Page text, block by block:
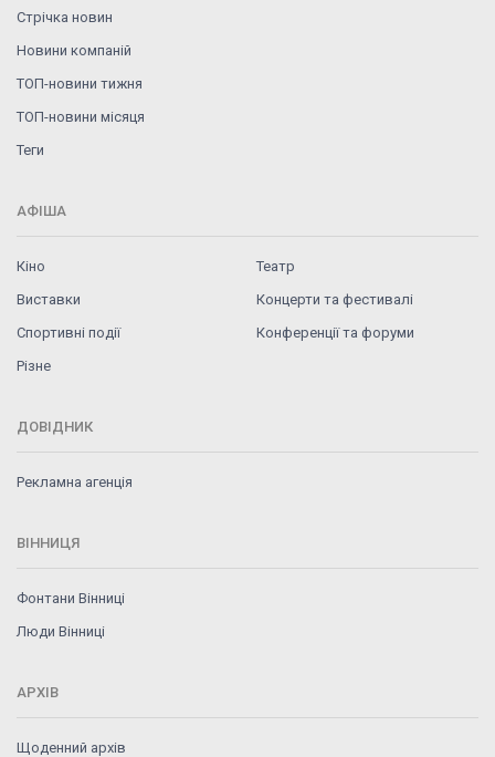
Стрічка новин
Новини компаній
ТОП-новини тижня
ТОП-новини місяця
Теги
АФІША
Кіно
Театр
Виставки
Концерти та фестивалі
Спортивні події
Конференції та форуми
Різне
ДОВІДНИК
Рекламна агенція
ВІННИЦЯ
Фонтани Вінниці
Люди Вінниці
АРХІВ
Щоденний архів